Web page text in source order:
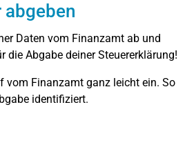
abgeben
Daten vom Finanzamt ab und
die Abgabe deiner Steuererklärung!
vom Finanzamt ganz leicht ein. So
identifiziert.